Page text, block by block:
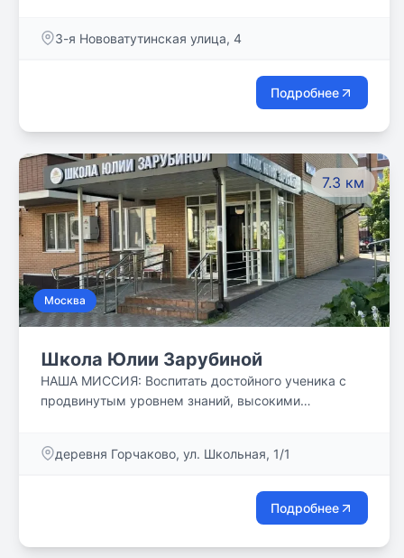
время.
3-я Нововатутинская улица, 4
Подробнее
7.3 км
Москва
Школа Юлии Зарубиной
НАША МИССИЯ: Воспитать достойного ученика с
продвинутым уровнем знаний, высокими
следующую ступень образования.
применять полученные знания на практике
позволят нашим ученикам находить решения в
деревня Горчаково, ул. Школьная, 1/1
Подробнее